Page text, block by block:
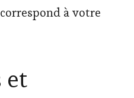
à votre
et